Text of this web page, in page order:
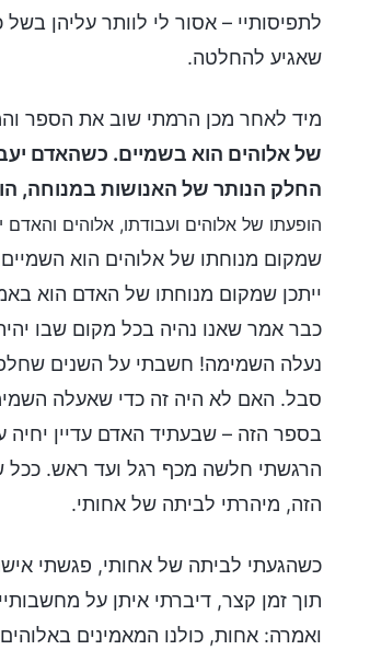
לתפיסותיי – אסור לי לוותר עליהן
שאגיע להחלטה.
מיד לאחר מכן הרמתי שוב את הספר
של אלוהים הוא בשמיים. כשהאדם
החלק הנותר של האנושות במנוחה,
הופעתו של אלוהים ועבודתו, אלוהים והאדם
שמקום מנוחתו של אלוהים הוא
ייתכן שמקום מנוחתו של האדם הוא
כבר אמר שאנו נהיה בכל מקום שבו
נעלה השמימה! חשבתי על השנים
סבל. האם לא היה זה כדי שאעלה
בספר הזה – שבעתיד האדם עדיין
הרגשתי חלשה מכף רגל ועד ראש. ככל
הזה, מיהרתי לביתה של אחותי.
כשהגעתי לביתה של אחותי, פגשתי
תוך זמן קצר, דיברתי איתן על
ואמרה: אחות, כולנו המאמינים